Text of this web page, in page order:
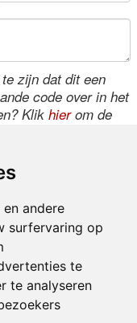
andere
surfervaring op
te
te analyseren
zijn dat dit een
code over in het
Klik hierom de